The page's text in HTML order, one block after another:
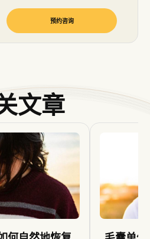
预约咨询
文章